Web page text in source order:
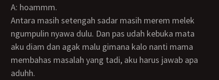
A: hoammm.
Antara masih setengah sadar masih merem melek
ngumpulin nyawa dulu. Dan pas udah kebuka mata
aku diam dan agak malu gimana kalo nanti mama
membahas masalah yang tadi, aku harus jawab apa
aduhh.